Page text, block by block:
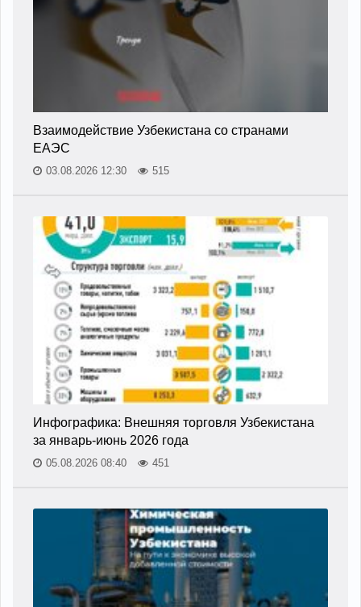
Взаимодействие Узбекистана со странами
ЕАЭС
03.08.2026 12:30 515
Инфографика: Внешняя торговля Узбекистана
за январь-июнь 2026 года
05.08.2026 08:40 451